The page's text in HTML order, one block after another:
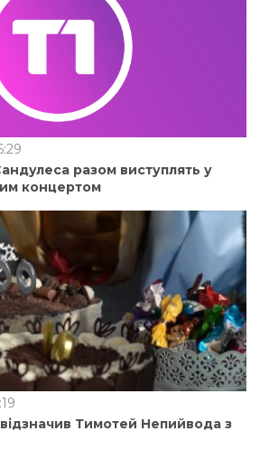
разом виступлять у
концертом
Тимотей Непийвода з